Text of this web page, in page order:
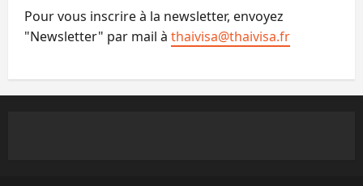
Pour vous inscrire à la newsletter, envoyez
"Newsletter" par mail à thaivisa@thaivisa.fr